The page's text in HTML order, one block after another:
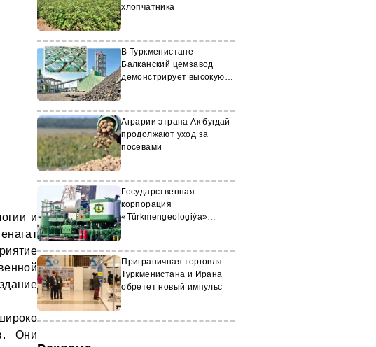
и
Они
хлопчатника
В Туркменистане
Балканский цемзавод
демонстрирует высокую
Аграрии этрапа Ак бугдай
продолжают уход за
посевами
Государственная
корпорация
«Türkmengeologiýa»
Приграничная торговля
Туркменистана и Ирана
обретет новый импульс